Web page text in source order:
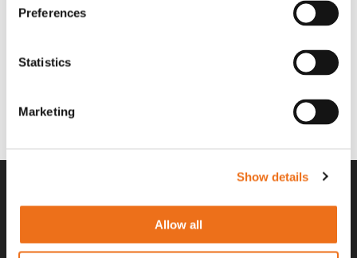
Preferences
Statistics
Marketing
Show details
Allow all
Lägg till i varukorg
Rotor teeth 8t/6k 7.5Gr/8 R6/14 Rotor teeth 8t/6k 0Gr/8 R6/14